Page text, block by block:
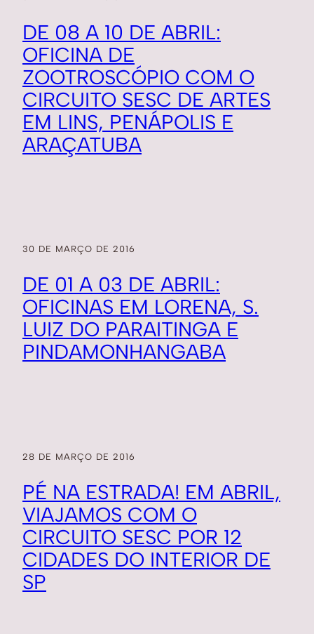
DE 08 A 10 DE ABRIL:
OFICINA DE
ZOOTROSCÓPIO COM O
CIRCUITO SESC DE ARTES
EM LINS, PENÁPOLIS E
ARAÇATUBA
30 DE MARÇO DE 2016
DE 01 A 03 DE ABRIL:
OFICINAS EM LORENA, S.
LUIZ DO PARAITINGA E
PINDAMONHANGABA
28 DE MARÇO DE 2016
PÉ NA ESTRADA! EM ABRIL,
VIAJAMOS COM O
CIRCUITO SESC POR 12
CIDADES DO INTERIOR DE
SP